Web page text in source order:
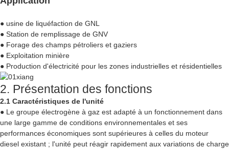
● usine de liquéfaction de GNL
● Station de remplissage de GNV
● Forage des champs pétroliers et gaziers
● Exploitation minière
● Production d'électricité pour les zones industrielles et résidentielles
2. Présentation des fonctions
2.1 Caractéristiques de l'unité
● Le groupe électrogène à gaz est adapté à un fonctionnement dans
une large gamme de conditions environnementales et ses
performances économiques sont supérieures à celles du moteur
diesel existant ; l'unité peut réagir rapidement aux variations de charge